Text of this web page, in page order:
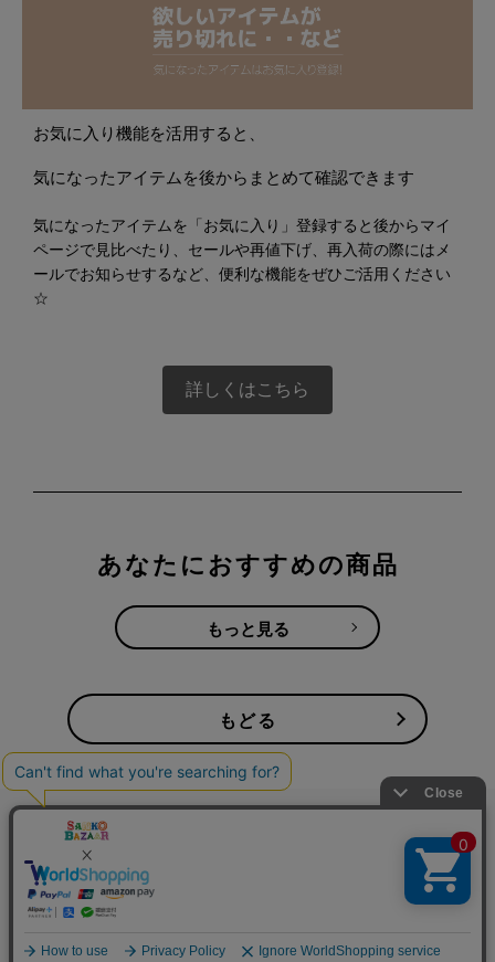
お気に入り機能を活用すると、
気になったアイテムを後からまとめて確認できます
気になったアイテムを「お気に入り」登録すると後からマイ
ページで見比べたり、セールや再値下げ、再入荷の際にはメ
ールでお知らせするなど、便利な機能をぜひご活用ください
☆
詳しくはこちら
あなたにおすすめの商品
もっと見る
もどる
ご利用ガイド
利用規約